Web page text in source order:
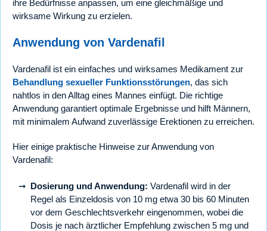
ihre Bedürfnisse anpassen, um eine gleichmäßige und
wirksame Wirkung zu erzielen.
Anwendung von Vardenafil
Vardenafil ist ein einfaches und wirksames Medikament zur
Behandlung sexueller Funktionsstörungen, das sich
nahtlos in den Alltag eines Mannes einfügt. Die richtige
Anwendung garantiert optimale Ergebnisse und hilft Männern,
mit minimalem Aufwand zuverlässige Erektionen zu erreichen.
Hier einige praktische Hinweise zur Anwendung von
Vardenafil:
Dosierung und Anwendung: Vardenafil wird in der
Regel als Einzeldosis von 10 mg etwa 30 bis 60 Minuten
vor dem Geschlechtsverkehr eingenommen, wobei die
Dosis je nach ärztlicher Empfehlung zwischen 5 mg und